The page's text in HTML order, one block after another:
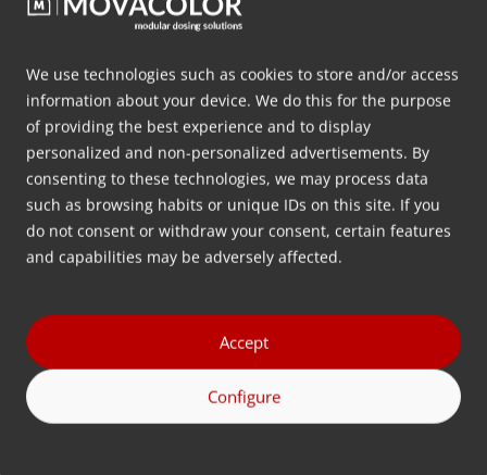
We use technologies such as cookies to store and/or access
information about your device. We do this for the purpose
of providing the best experience and to display
personalized and non-personalized advertisements. By
consenting to these technologies, we may process data
such as browsing habits or unique IDs on this site. If you
do not consent or withdraw your consent, certain features
and capabilities may be adversely affected.
Accept
Configure
基本レシピモード付きポータブ
ルタッチスクリーンコントロー
ラーの紹介
いソフトウェア機能…